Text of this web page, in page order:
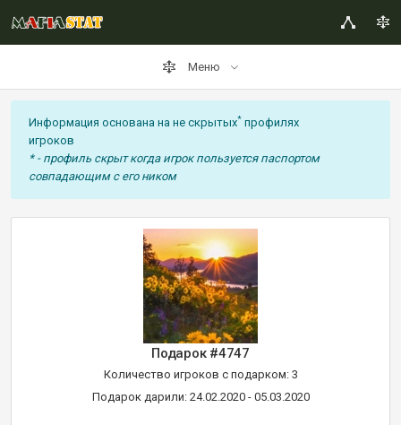
Меню
Информация основана на не скрытых* профилях
игроков
* - профиль скрыт когда игрок пользуется паспортом
совпадающим с его ником
Подарок #4747
Количество игроков с подарком: 3
Подарок дарили: 24.02.2020 - 05.03.2020